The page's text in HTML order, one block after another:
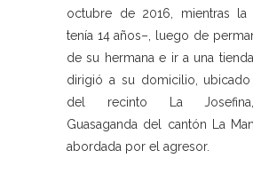
octubre de 2016, mientras la
tenía 14 años–, luego de
de su hermana e ir a una
dirigió a su domicilio,
del recinto La
Guasaganda del cantón La
abordada por el agresor.